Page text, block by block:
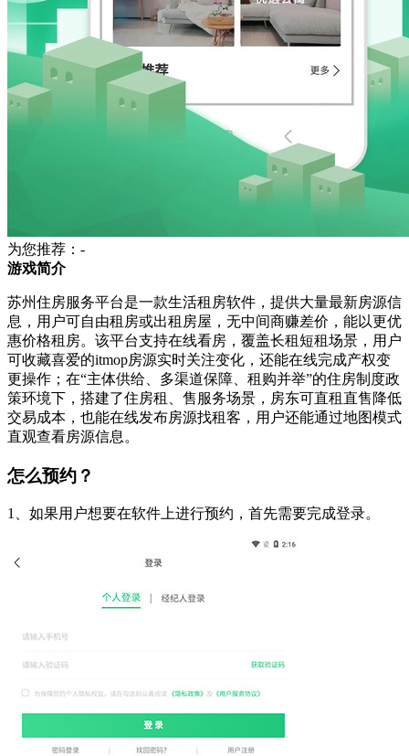
为您推荐：-
游戏简介
苏州住房服务平台是一款生活租房软件，提供大量最新房源信
息，用户可自由租房或出租房屋，无中间商赚差价，能以更优
惠价格租房。该平台支持在线看房，覆盖长租短租场景，用户
可收藏喜爱的itmop房源实时关注变化，还能在线完成产权变
更操作；在“主体供给、多渠道保障、租购并举”的住房制度政
策环境下，搭建了住房租、售服务场景，房东可直租直售降低
交易成本，也能在线发布房源找租客，用户还能通过地图模式
直观查看房源信息。
怎么预约？
1、如果用户想要在软件上进行预约，首先需要完成登录。